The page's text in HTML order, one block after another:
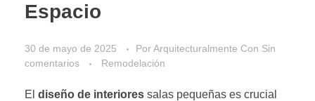
Espacio
30 de mayo de 2025 PorArquitecturalmente Con Sin
comentarios
Remodelación
El diseño de interiores salas pequeñas es crucial